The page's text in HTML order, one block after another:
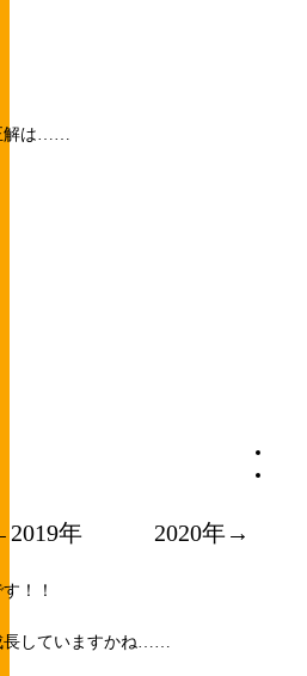
解は……
年 2020年→
！！
長していますかね……